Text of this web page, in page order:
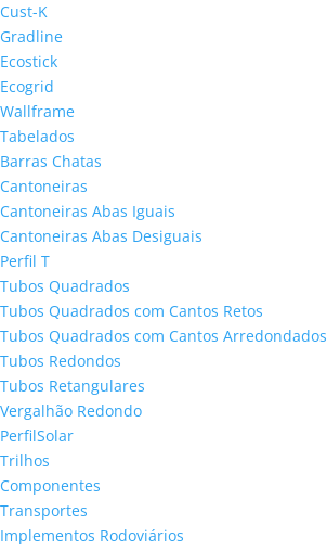
Cust-K
Gradline
Ecostick
Ecogrid
Wallframe
Tabelados
Barras Chatas
Cantoneiras
Cantoneiras Abas Iguais
Cantoneiras Abas Desiguais
Perfil T
Tubos Quadrados
Tubos Quadrados com Cantos Retos
Tubos Quadrados com Cantos Arredondados
Tubos Redondos
Tubos Retangulares
Vergalhão Redondo
PerfilSolar
Trilhos
Componentes
Transportes
Implementos Rodoviários